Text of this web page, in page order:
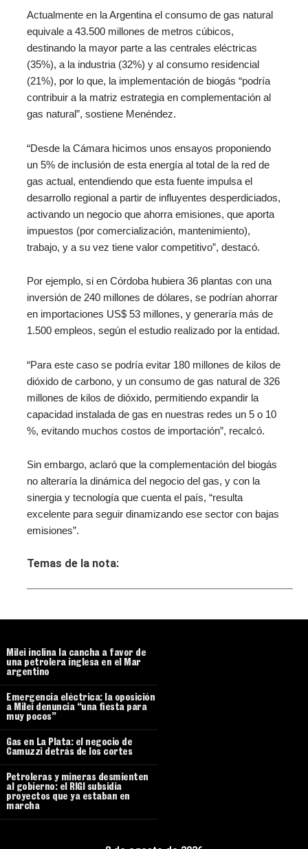
Actualmente en la Argentina el consumo de gas natural
equivale a 43.500 millones de metros cúbicos,
destinando la mayor parte a las centrales eléctricas
(35%), a la industria (32%) y al consumo residencial
(21%), por lo que, la implementación de biogás “podría
contribuir a la matriz estrategia en complementación al
gas natural”, sostiene Menéndez.
“Desde la Cámara hicimos unos ensayos proponiendo
un 5% de inclusión de esta energía al total de la red de
gas actual, entendiendo que esta fuente impulsa el
desarrollo regional a partir de influyentes desperdiciados,
activando un negocio que ahorra emisiones, que aporta
impuestos (por comercialización, mantenimiento),
trabajo, y a su vez tiene valor competitivo”, destacó.
Por ejemplo, si en Córdoba hubiera 36 plantas con una
inversión de 240 millones de dólares, se podrían ahorrar
en importaciones US$ 53 millones, y generaría más de
1.500 empleos, según el estudio realizado por la entidad.
“Para este caso se podría evitar 180 millones de kilos de
dióxido de carbono, y un consumo de gas natural de 326
millones de kilos de dióxido, permitiendo expandir la
capacidad instalada de gas en nuestras redes un 5 o 10
%, evitando muchos costos de importación”, recalcó.
Sin embargo, aclaró que la complementación del biogás
no alteraría la dinámica del negocio del gas, y con la
sinergia y tecnología que cuenta el país, “resulta
excelente para seguir dinamizando ese sector con bajas
emisiones”.
Temas de la nota:
Milei inclina la cancha a favor de
una petrolera inglesa en el Mar
argentino
Emergencia eléctrica: la oposición
a Milei denuncia “una fiesta para
muy pocos”
Gas en La Plata: el negocio de
Camuzzi detrás de los cortes
Petroleras y mineras desmienten
al gobierno: el RIGI subsidia
proyectos que ya estaban en
marcha